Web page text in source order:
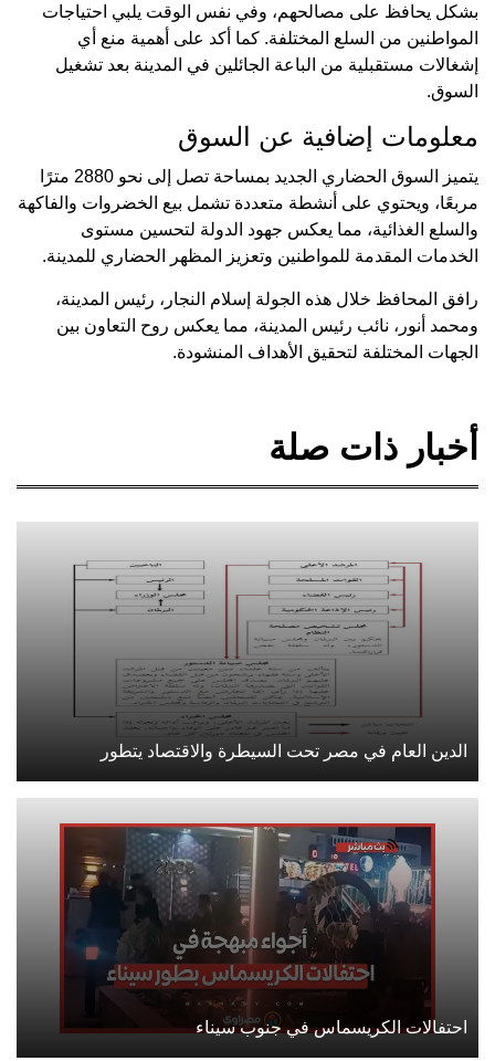
بشكل يحافظ على مصالحهم، وفي نفس الوقت يلبي احتياجات
المواطنين من السلع المختلفة. كما أكد على أهمية منع أي
إشغالات مستقبلية من الباعة الجائلين في المدينة بعد تشغيل
السوق.
معلومات إضافية عن السوق
يتميز السوق الحضاري الجديد بمساحة تصل إلى نحو 2880 مترًا
مربعًا، ويحتوي على أنشطة متعددة تشمل بيع الخضروات والفاكهة
والسلع الغذائية، مما يعكس جهود الدولة لتحسين مستوى
الخدمات المقدمة للمواطنين وتعزيز المظهر الحضاري للمدينة.
رافق المحافظ خلال هذه الجولة إسلام النجار، رئيس المدينة،
ومحمد أنور، نائب رئيس المدينة، مما يعكس روح التعاون بين
الجهات المختلفة لتحقيق الأهداف المنشودة.
أخبار ذات صلة
الدين العام في مصر تحت السيطرة والاقتصاد يتطور
احتفالات الكريسماس في جنوب سيناء